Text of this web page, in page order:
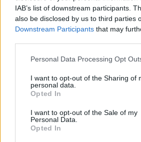
IAB’s list of downstream participants.
also be disclosed by us to third parties
Downstream Participants that may
Personal Data Processing Opt
I want to opt-out of the Sharing of
personal data.
Opted In
I want to opt-out of the Sale of my
Personal Data.
Opted In
Van droomtransfer tot
Feyenoord-verhaal van Calvin
'Hij is weer gewoon mijn vader':
Lille geeft niet op na afwijzing:
Been blikt terug op historische